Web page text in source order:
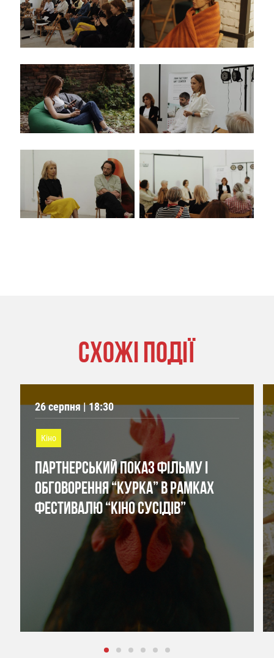
СХОЖІ ПОДІЇ
26 серпня | 18:30
Кіно
ПАРТНЕРСЬКИЙ ПОКАЗ ФІЛЬМУ І
ОБГОВОРЕННЯ “КУРКА” В РАМКАХ
ФЕСТИВАЛЮ “КІНО СУСІДІВ”